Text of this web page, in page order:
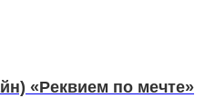
«Реквием по мечте»